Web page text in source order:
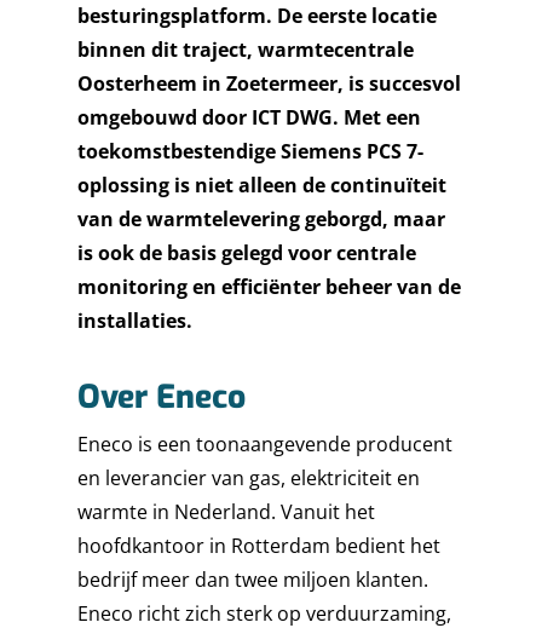
besturingsplatform. De eerste locatie
binnen dit traject, warmtecentrale
Oosterheem in Zoetermeer, is succesvol
omgebouwd door ICT DWG. Met een
toekomstbestendige Siemens PCS 7-
oplossing is niet alleen de continuïteit
van de warmtelevering geborgd, maar
is ook de basis gelegd voor centrale
monitoring en efficiënter beheer van de
installaties.
Over Eneco
Eneco is een toonaangevende producent
en leverancier van gas, elektriciteit en
warmte in Nederland. Vanuit het
hoofdkantoor in Rotterdam bedient het
bedrijf meer dan twee miljoen klanten.
Eneco richt zich sterk op verduurzaming,